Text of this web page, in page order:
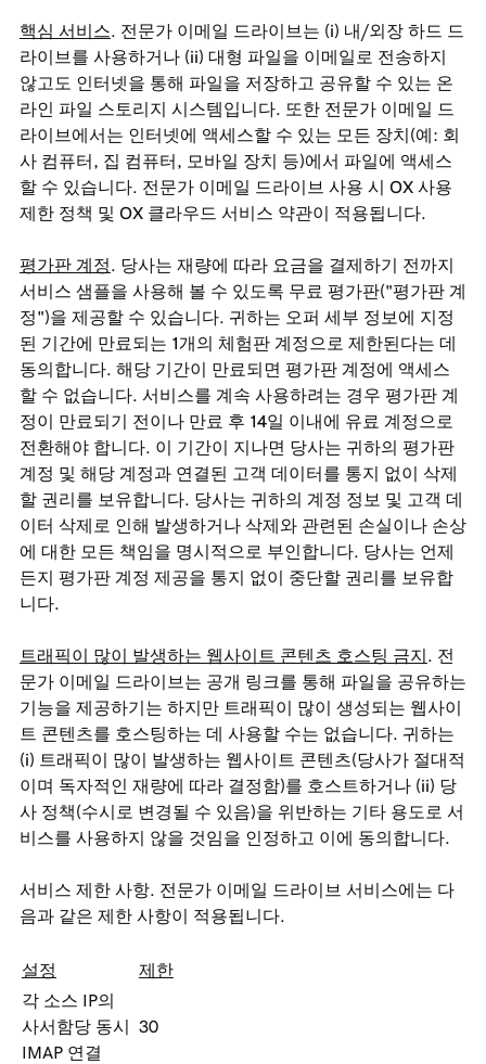
핵심 서비스 . 전문가 이메일 드라이브는 (i) 내/외장 하드 드
라이브를 사용하거나 (ii) 대형 파일을 이메일로 전송하지
않고도 인터넷을 통해 파일을 저장하고 공유할 수 있는 온
라인 파일 스토리지 시스템입니다. 또한 전문가 이메일 드
라이브에서는 인터넷에 액세스할 수 있는 모든 장치(예: 회
사 컴퓨터, 집 컴퓨터, 모바일 장치 등)에서 파일에 액세스
할 수 있습니다. 전문가 이메일 드라이브 사용 시 OX 사용
제한 정책 및 OX 클라우드 서비스 약관이 적용됩니다.
평가판 계정
. 당사는 재량에 따라 요금을 결제하기 전까지
서비스 샘플을 사용해 볼 수 있도록 무료 평가판("평가판 계
정")을 제공할 수 있습니다. 귀하는 오퍼 세부 정보에 지정
된 기간에 만료되는 1개의 체험판 계정으로 제한된다는 데
동의합니다. 해당 기간이 만료되면 평가판 계정에 액세스
할 수 없습니다. 서비스를 계속 사용하려는 경우 평가판 계
정이 만료되기 전이나 만료 후 14일 이내에 유료 계정으로
전환해야 합니다. 이 기간이 지나면 당사는 귀하의 평가판
계정 및 해당 계정과 연결된 고객 데이터를 통지 없이 삭제
할 권리를 보유합니다. 당사는 귀하의 계정 정보 및 고객 데
이터 삭제로 인해 발생하거나 삭제와 관련된 손실이나 손상
에 대한 모든 책임을 명시적으로 부인합니다. 당사는 언제
든지 평가판 계정 제공을 통지 없이 중단할 권리를 보유합
니다.
트래픽이 많이 발생하는 웹사이트 콘텐츠 호스팅 금지
. 전
문가 이메일 드라이브는 공개 링크를 통해 파일을 공유하는
기능을 제공하기는 하지만 트래픽이 많이 생성되는 웹사이
트 콘텐츠를 호스팅하는 데 사용할 수는 없습니다. 귀하는
(i) 트래픽이 많이 발생하는 웹사이트 콘텐츠(당사가 절대적
이며 독자적인 재량에 따라 결정함)를 호스트하거나 (ii) 당
사 정책(수시로 변경될 수 있음)을 위반하는 기타 용도로 서
비스를 사용하지 않을 것임을 인정하고 이에 동의합니다.
서비스 제한 사항. 전문가 이메일 드라이브 서비스에는 다
음과 같은 제한 사항이 적용됩니다.
설정
제한
각 소스 IP의
사서함당 동시
IMAP 연결
30